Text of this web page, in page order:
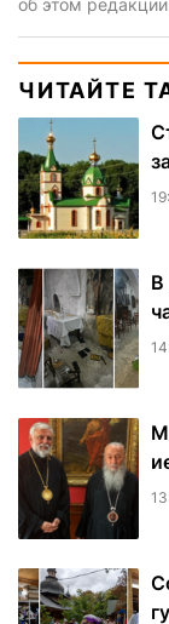
об этом
ЧИТАЙТЕ
В